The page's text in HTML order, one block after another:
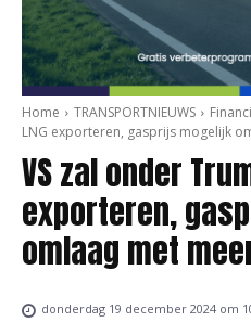
Home TRANSPORTNIEUWS
LNG exporteren, gasprijs mogelijk
VS zal onder
exporteren,
omlaag met
donderdag 19 december 2024 om